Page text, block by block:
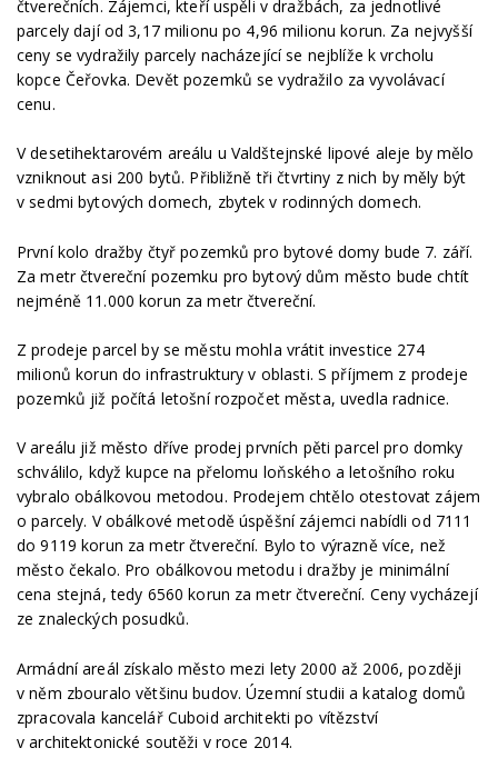
čtverečních. Zájemci, kteří uspěli v dražbách, za jednotlivé
parcely dají od 3,17 milionu po 4,96 milionu korun. Za nejvyšší
ceny se vydražily parcely nacházející se nejblíže k vrcholu
kopce Čeřovka. Devět pozemků se vydražilo za vyvolávací
cenu.
V desetihektarovém areálu u Valdštejnské lipové aleje by mělo
vzniknout asi 200 bytů. Přibližně tři čtvrtiny z nich by měly být
v sedmi bytových domech, zbytek v rodinných domech.
První kolo dražby čtyř pozemků pro bytové domy bude 7. září.
Za metr čtvereční pozemku pro bytový dům město bude chtít
nejméně 11.000 korun za metr čtvereční.
Z prodeje parcel by se městu mohla vrátit investice 274
milionů korun do infrastruktury v oblasti. S příjmem z prodeje
pozemků již počítá letošní rozpočet města, uvedla radnice.
V areálu již město dříve prodej prvních pěti parcel pro domky
schválilo, když kupce na přelomu loňského a letošního roku
vybralo obálkovou metodou. Prodejem chtělo otestovat zájem
o parcely. V obálkové metodě úspěšní zájemci nabídli od 7111
do 9119 korun za metr čtvereční. Bylo to výrazně více, než
město čekalo. Pro obálkovou metodu i dražby je minimální
cena stejná, tedy 6560 korun za metr čtvereční. Ceny vycházejí
ze znaleckých posudků.
Armádní areál získalo město mezi lety 2000 až 2006, později
v něm zbouralo většinu budov. Územní studii a katalog domů
zpracovala kancelář Cuboid architekti po vítězství
v architektonické soutěži v roce 2014.